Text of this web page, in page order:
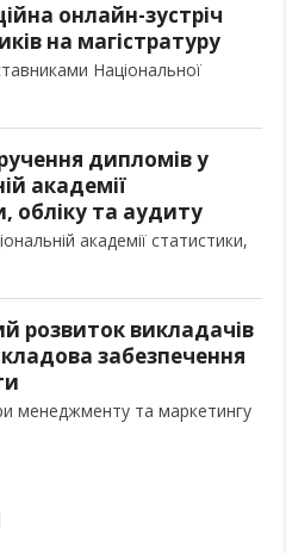
онлайн-зустріч
на магістратуру
Національної
дипломів у
академії
обліку та аудиту
академії статистики,
розвиток викладачів
забезпечення
менеджменту та маркетингу